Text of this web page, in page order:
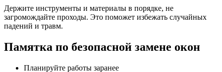
Держите инструменты и материалы в порядке, не
загромождайте проходы. Это поможет избежать случайных
падений и травм.
Памятка по безопасной замене окон
Планируйте работы заранее